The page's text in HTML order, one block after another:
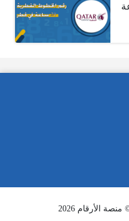
ساعة
الأرقام 2026